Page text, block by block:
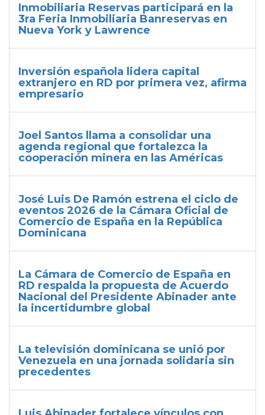
Inmobiliaria Reservas participará en la
3ra Feria Inmobiliaria Banreservas en
Nueva York y Lawrence
Inversión española lidera capital
extranjero en RD por primera vez, afirma
empresario
Joel Santos llama a consolidar una
agenda regional que fortalezca la
cooperación minera en las Américas
José Luis De Ramón estrena el ciclo de
eventos 2026 de la Cámara Oficial de
Comercio de España en la República
Dominicana
La Cámara de Comercio de España en
RD respalda la propuesta de Acuerdo
Nacional del Presidente Abinader ante
la incertidumbre global
La televisión dominicana se unió por
Venezuela en una jornada solidaria sin
precedentes